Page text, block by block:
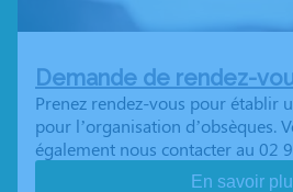
Demande de rendez-
Prenez rendez-vous pour établir
pour l’organisation d’obsèques.
également nous contacter au 02
En savoir